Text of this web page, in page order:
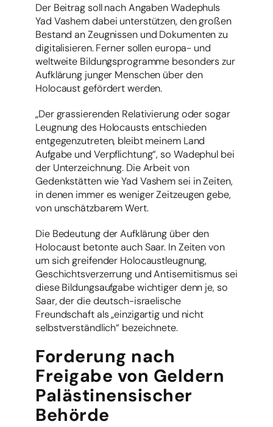
Der Beitrag soll nach Angaben Wadephuls
Yad Vashem dabei unterstützen, den großen
Bestand an Zeugnissen und Dokumenten zu
digitalisieren. Ferner sollen europa- und
weltweite Bildungsprogramme besonders zur
Aufklärung junger Menschen über den
Holocaust gefördert werden.
„Der grassierenden Relativierung oder sogar
Leugnung des Holocausts entschieden
entgegenzutreten, bleibt meinem Land
Aufgabe und Verpflichtung“, so Wadephul bei
der Unterzeichnung. Die Arbeit von
Gedenkstätten wie Yad Vashem sei in Zeiten,
in denen immer es weniger Zeitzeugen gebe,
von unschätzbarem Wert.
Die Bedeutung der Aufklärung über den
Holocaust betonte auch Saar. In Zeiten von
um sich greifender Holocaustleugnung,
Geschichtsverzerrung und Antisemitismus sei
diese Bildungsaufgabe wichtiger denn je, so
Saar, der die deutsch-israelische
Freundschaft als „einzigartig und nicht
selbstverständlich“ bezeichnete.
Forderung nach
Freigabe von Geldern
Palästinensischer
Behörde